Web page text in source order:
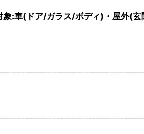
:車(ドア/ガラス/ボディ)・屋外(